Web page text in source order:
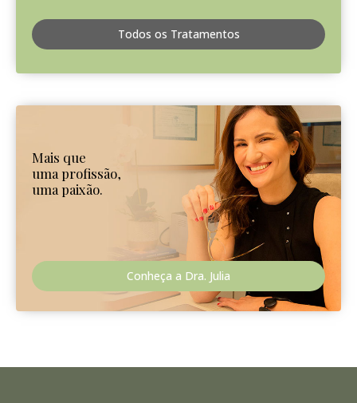
Todos os Tratamentos
Mais que
uma profissão,
uma paixão.
Conheça a Dra. Julia